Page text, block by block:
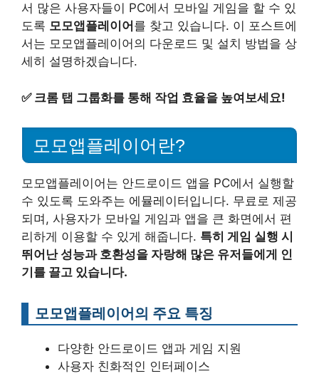
서 많은 사용자들이 PC에서 모바일 게임을 할 수 있
도록 모모앱플레이어 를 찾고 있습니다. 이 포스트에
서는 모모앱플레이어의 다운로드 및 설치 방법을 상
세히 설명하겠습니다.
✅ 크롬 탭 그룹화를 통해 작업 효율을 높여보세요!
모모앱플레이어란?
모모앱플레이어는 안드로이드 앱을 PC에서 실행할
수 있도록 도와주는 에뮬레이터입니다. 무료로 제공
되며, 사용자가 모바일 게임과 앱을 큰 화면에서 편
리하게 이용할 수 있게 해줍니다. 특히 게임 실행 시
뛰어난 성능과 호환성을 자랑해 많은 유저들에게 인
기를 끌고 있습니다.
모모앱플레이어의 주요 특징
다양한 안드로이드 앱과 게임 지원
사용자 친화적인 인터페이스